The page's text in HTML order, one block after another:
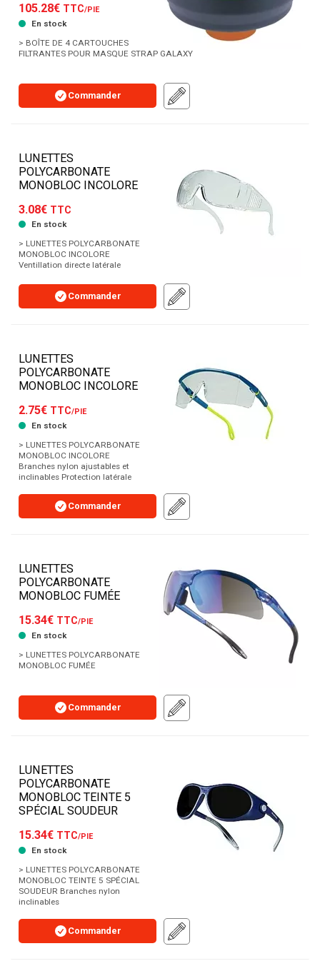
105.28€ TTC/PIE
En stock
> BOÎTE DE 4 CARTOUCHES
FILTRANTES POUR MASQUE STRAP GALAXY
Commander
LUNETTES
POLYCARBONATE
MONOBLOC INCOLORE
3.08€ TTC
En stock
> LUNETTES POLYCARBONATE
MONOBLOC INCOLORE
Ventillation directe latérale
Commander
LUNETTES
POLYCARBONATE
MONOBLOC INCOLORE
2.75€ TTC/PIE
En stock
> LUNETTES POLYCARBONATE
MONOBLOC INCOLORE
Branches nylon ajustables et
inclinables Protection latérale
Commander
LUNETTES
POLYCARBONATE
MONOBLOC FUMÉE
15.34€ TTC/PIE
En stock
> LUNETTES POLYCARBONATE
MONOBLOC FUMÉE
Commander
LUNETTES
POLYCARBONATE
MONOBLOC TEINTE 5
SPÉCIAL SOUDEUR
15.34€ TTC/PIE
En stock
> LUNETTES POLYCARBONATE
MONOBLOC TEINTE 5 SPÉCIAL
SOUDEUR Branches nylon
inclinables
Commander